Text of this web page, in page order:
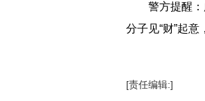
警方提醒
分子见“财”起
[责任编辑:]